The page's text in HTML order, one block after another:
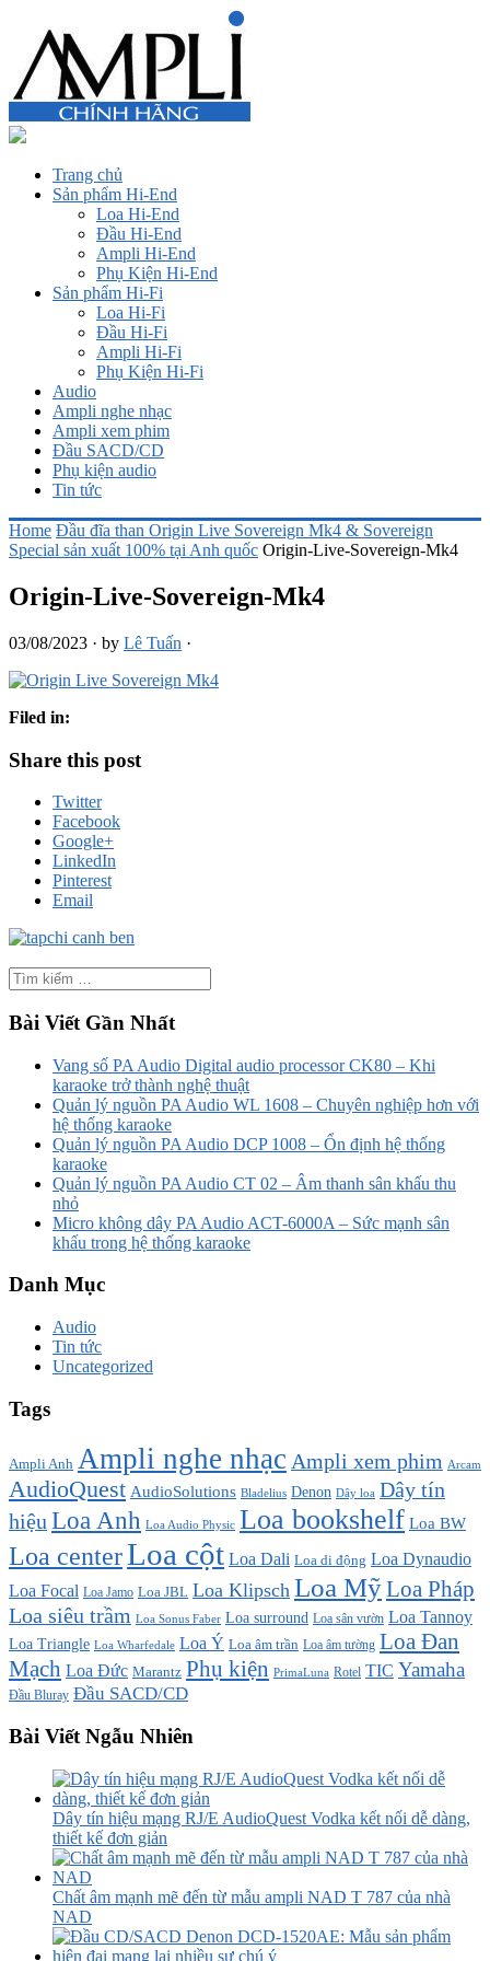
Trang chủ
Sản phẩm Hi-End
Loa Hi-End
Đầu Hi-End
Ampli Hi-End
Phụ Kiện Hi-End
Sản phẩm Hi-Fi
Loa Hi-Fi
Đầu Hi-Fi
Ampli Hi-Fi
Phụ Kiện Hi-Fi
Audio
Ampli nghe nhạc
Ampli xem phim
Đầu SACD/CD
Phụ kiện audio
Tin tức
Home Đầu đĩa than Origin Live Sovereign Mk4 & Sovereign
Special sản xuất 100% tại Anh quốc Origin-Live-Sovereign-Mk4
Origin-Live-Sovereign-Mk4
03/08/2023 · by Lê Tuấn ·
Filed in:
Share this post
Twitter
Facebook
Google+
LinkedIn
Pinterest
Email
Bài Viết Gần Nhất
Vang số PA Audio Digital audio processor CK80 – Khi
karaoke trở thành nghệ thuật
Quản lý nguồn PA Audio WL 1608 – Chuyên nghiệp hơn với
hệ thống karaoke
Quản lý nguồn PA Audio DCP 1008 – Ổn định hệ thống
karaoke
Quản lý nguồn PA Audio CT 02 – Âm thanh sân khấu thu
nhỏ
Micro không dây PA Audio ACT-6000A – Sức mạnh sân
khấu trong hệ thống karaoke
Danh Mục
Audio
Tin tức
Uncategorized
Tags
Ampli Anh Ampli nghe nhạc Ampli xem phim Arcam
AudioQuest AudioSolutions Bladelius Denon Dây loa Dây tín
hiệu Loa Anh Loa Audio Physic Loa bookshelf Loa BW
Loa centerLoa cột Loa Dali Loa di động Loa Dynaudio
Loa Focal Loa Jamo Loa JBL Loa Klipsch Loa MỹLoa Pháp
Loa siêu trầm Loa Sonus Faber Loa surround Loa sân vườn Loa Tannoy
Loa Triangle Loa Wharfedale Loa Ý Loa âm trần Loa âm tường Loa Đan
Mạch Loa Đức Marantz Phụ kiện PrimaLuna Rotel TIC Yamaha
Đầu Bluray Đầu SACD/CD
Bài Viết Ngẫu Nhiên
Dây tín hiệu mạng RJ/E AudioQuest Vodka kết nối dễ dàng,
thiết kế đơn giản
Chất âm mạnh mẽ đến từ mẫu ampli NAD T 787 của nhà
NAD